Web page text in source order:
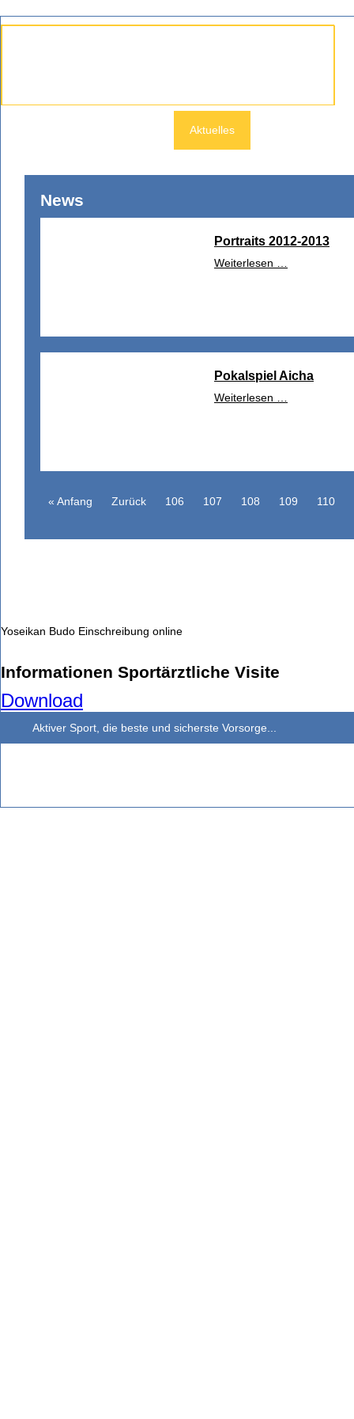
Aktuelles
News
Portraits 2012-2013
Weiterlesen …
Pokalspiel Aicha
Weiterlesen …
« Anfang Zurück 106 107 108 109 110
Yoseikan Budo Einschreibung online
Informationen Sportärztliche Visite
Download
Aktiver Sport, die beste und sicherste Vorsorge...